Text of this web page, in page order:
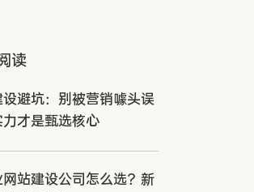
读
避坑：别被营销噱头误
才是甄选核心
站建设公司怎么选？新